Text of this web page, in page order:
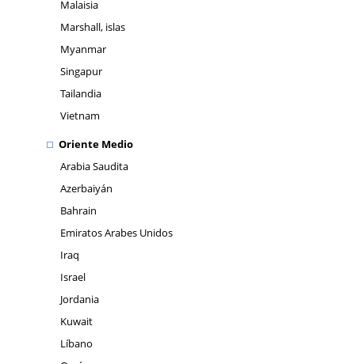
Malaisia
Marshall, islas
Myanmar
Singapur
Tailandia
Vietnam
Oriente Medio
Arabia Saudita
Azerbaiyán
Bahrain
Emiratos Arabes Unidos
Iraq
Israel
Jordania
Kuwait
Líbano